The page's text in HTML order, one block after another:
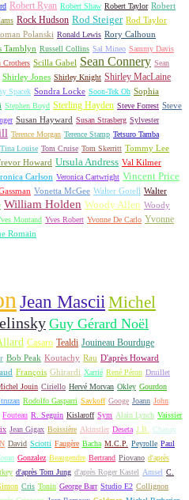
Robert Ryan Robert Shaw Robert Taylor Robert
Rock Hudson Rod Steiger Rod Taylor
Polanski Ronald Lewis Rory Calhoun
Tamblyn Russell Collins Sal Mineo Sammy Davis
Crothers Scilla Gabel Sean Connery Sean
Shirley Jones Shirley Knight Shirley MacLaine
Spacek Sondra Locke Soon-Tek Oh Sophia
Stephen Boyd Sterling Hayden Steve Forrest Steve
Susan Hayward Susan Strasberg Sylvester
Terence Morgan Terence Stamp Tetsuro Tamba
Tina Louise Tom Cruise Tom Skerritt Tommy Lee
Howard Ursula Andress Val Kilmer
Carlson Veronica Cartwright Vincent Price
Vonetta McGee Walter Gotell Walter
William Holden Woody Allen Woody
Montand Yves Robert Yvonne De Carlo Yvonne
Romain
Jean Mascii Michel
Guy Gérard Noël
Casaro Tealdi Jouineau Bourduge
Bob Peak Koutachy Rau D'après Howard
François Ghirardi Xarrié René Péron Druillet
Jouin Ciriello Hervé Morvan Okley Gourdon
Rodolfo Gasparri Savkoff Googe Joann John
Fouteau R. Seguin Kislaroff Sym Alain Lynch Vaissier
Jean Gigax Boissière Akinstler Deseta J.B.
Chanay
David Sciotti Faugère Bacha M.C.P. Peyrolle Paul
Gonzalez Beaugendre Bertrand Piovano d'après
d'après Tom Jung d'après Roger Kastel Amsel C.
Cris Tonin George Barr Studio E2 Collignon